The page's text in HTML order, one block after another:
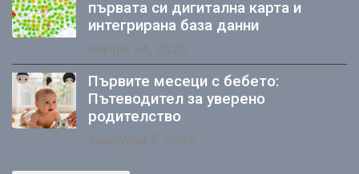
първата си дигитална карта и
интегрирана база данни
януари 24, 2026
Първите месеци с бебето:
Пътеводител за уверено
родителство
февруари 5, 2026